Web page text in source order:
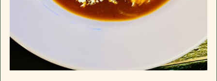
ございます。
長南町千田の「イザカヤ」です。カウンター7
席、小上がり4名×3、禁煙個室6名一室(個室
のみお子様入店可能)。ドリンクメニュー、フ
ードメニューに加え日替わり黒板メニューが
ございます。